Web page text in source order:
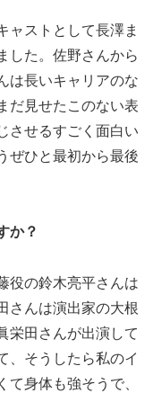
ャストとして長澤ま
した。佐野さんから
は長いキャリアのな
だ見せたこのない表
させるすごく面白い
ぜひと最初から最後
か？
役の鈴木亮平さんは
さんは演出家の大根
栄田さんが出演して
、そうしたら私のイ
て身体も強そうで、